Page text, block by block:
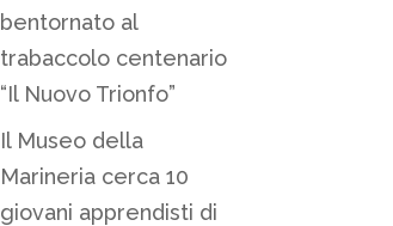
bentornato al
trabaccolo centenario
“Il Nuovo Trionfo”
Il Museo della
Marineria cerca 10
giovani apprendisti di